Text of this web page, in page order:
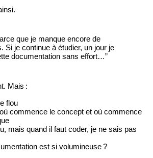
que je manque encore de
Si je continue à étudier, un jour je
documentation sans effort…”
Mais :
flou
commence le concept et où commence
mais quand il faut coder, je ne sais pas
est si volumineuse ?